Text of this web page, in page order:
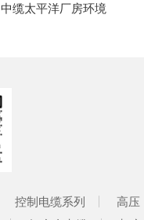
中缆太平洋厂房环境
控制电缆系列
高压